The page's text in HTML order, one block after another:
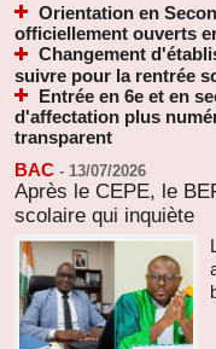
Orientation en
officiellement ouverts
Changement
suivre pour la rentrée
Entrée en 6e et en
d'affectation plus
transparent
BAC - 13/07/2026
Après le CEPE, le
scolaire qui inquiète